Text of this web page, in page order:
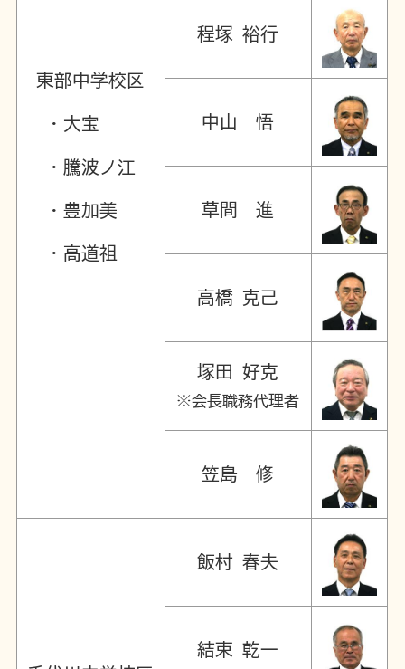
東部中学校区
・大宝
・騰波ノ江
・豊加美
・高道祖
程塚 裕行
中山 悟
草間 進
高橋 克己
塚田 好克
※会長職務代理者
笠島 修
飯村 春夫
結束 乾一